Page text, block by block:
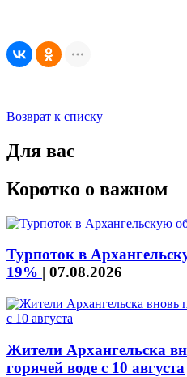
Возврат к списку
Для вас
Коротко о важном
Турпоток в
19% | 07.08.2026
Жители Архангельска
горячей воде с 10 августа